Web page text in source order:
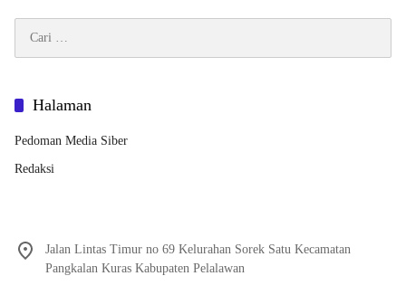
untuk:
Halaman
Pedoman Media Siber
Redaksi
Jalan Lintas Timur no 69 Kelurahan Sorek Satu Kecamatan
Pangkalan Kuras Kabupaten Pelalawan